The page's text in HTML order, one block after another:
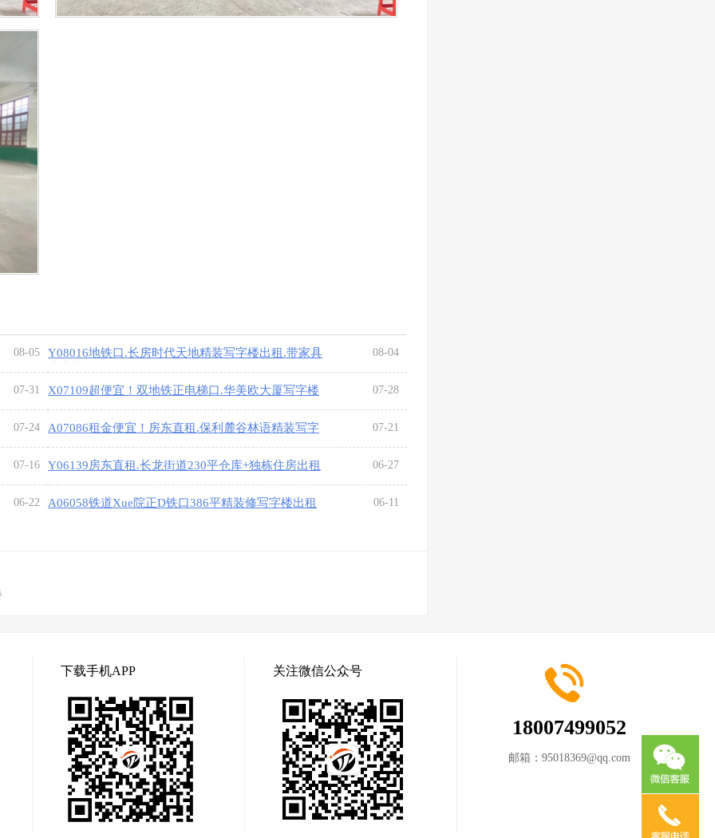
08-05
Y08016地铁口.长房时代天地精装写字楼出租.带家具
08-04
07-31
X07109超便宜！双地铁正电梯口.华美欧大厦写字楼
07-28
07-24
A07086租金便宜！房东直租.保利麓谷林语精装写字
07-21
07-16
Y06139房东直租.长龙街道230平仓库+独栋住房出租
06-27
06-22
A06058铁道Xue院正D铁口386平精装修写字楼出租
06-11
下载手机APP 关注微信公众号
18007499052
邮箱： 95018369@qq.com